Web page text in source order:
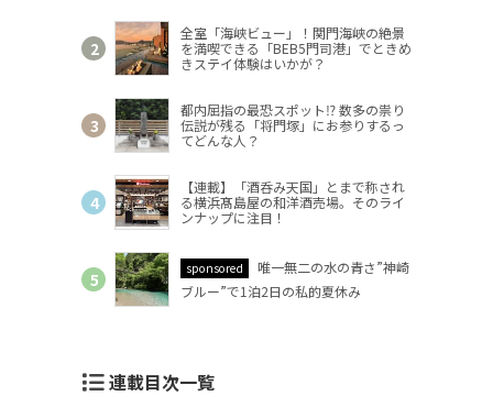
全室「海峡ビュー」！関門海峡の絶景
を満喫できる「BEB5門司港」でときめ
きステイ体験はいかが？
都内屈指の最恐スポット⁉ 数多の祟り
伝説が残る「将門塚」にお参りするっ
てどんな人？
【連載】「酒呑み天国」とまで称され
る横浜髙島屋の和洋酒売場。そのライ
ンナップに注目！
sponsored
唯一無二の水の青さ”神崎
ブルー”で1泊2日の私的夏休み
連載目次一覧